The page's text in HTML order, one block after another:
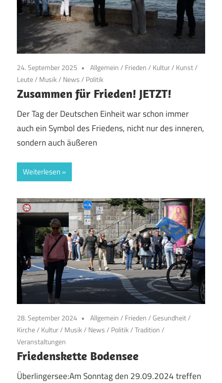
24. September 2025 Allgemein/ Frieden/ Kultur/ Kunst/
Leute/ Musik/ News/ Politik
Zusammen für Frieden! JETZT!
Der Tag der Deutschen Einheit war schon immer
auch ein Symbol des Friedens, nicht nur des inneren,
sondern auch äußeren
Weiterlesen
28. September 2024 Allgemein/ Frieden/Gesundheit/
Kirche/ Kultur/ Musik/ News/ Politik/Tradition/
Veranstaltungen
Friedenskette Bodensee
Überlingersee:Am Sonntag den 29.09.2024 treffen